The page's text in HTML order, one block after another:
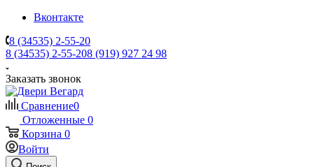
Вконтакте
8 (34535) 2-55-20
8 (34535) 2-55-208 (919) 927 24 98
Заказать звонок
Сравнение0
Отложенные 0
Корзина 0
Войти